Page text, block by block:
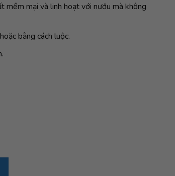
mềm mại và linh hoạt với nướu mà không
bằng cách luộc.
Blue số lượng